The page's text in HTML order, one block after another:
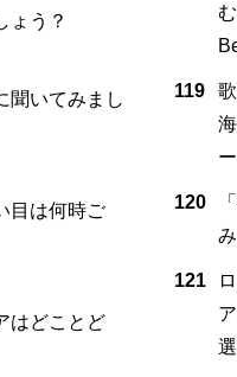
ょう？
聞いてみまし
目は何時ご
はどことど
119
120
121